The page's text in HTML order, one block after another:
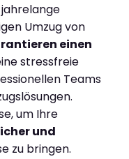
Umzug von
einen
stressfreie
Teams
um Ihre
und
zu bringen.